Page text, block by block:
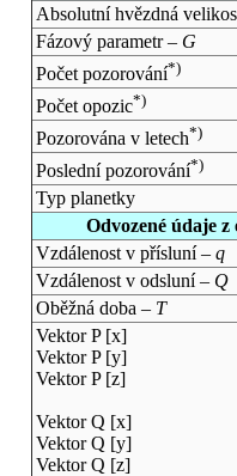
Absolutní hvězdná
Fázový parametr – G
Počet pozorování*)
Počet opozic*)
Pozorována v letech*)
Poslední pozorování*)
Typ planetky
Odvozené údaje
Vzdálenost v přísluní – q
Vzdálenost v odsluní – Q
Oběžná doba – T
Vektor P [x]
Vektor P [y]
Vektor P [z]
Vektor Q [x]
Vektor Q [y]
Vektor Q [z]